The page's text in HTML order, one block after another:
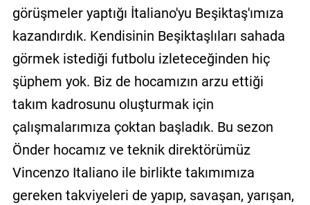
görüşmeler yaptığı İtaliano'yu Beşiktaş'ımıza
kazandırdık. Kendisinin Beşiktaşlıları sahada
görmek istediği futbolu izleteceğinden hiç
şüphem yok. Biz de hocamızın arzu ettiği
takım kadrosunu oluşturmak için
çalışmalarımıza çoktan başladık. Bu sezon
Önder hocamız ve teknik direktörümüz
Vincenzo Italiano ile birlikte takımımıza
gereken takviyeleri de yapıp, savaşan, yarışan,